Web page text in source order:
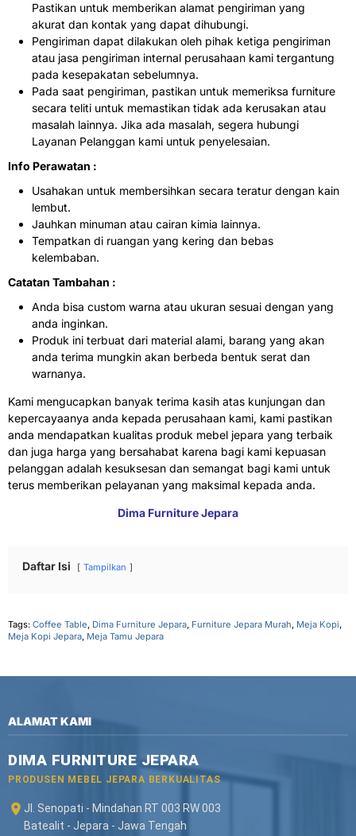
Pastikan untuk memberikan alamat pengiriman yang
akurat dan kontak yang dapat dihubungi.
Pengiriman dapat dilakukan oleh pihak ketiga pengiriman
atau jasa pengiriman internal perusahaan kami tergantung
pada kesepakatan sebelumnya.
Pada saat pengiriman, pastikan untuk memeriksa furniture
secara teliti untuk memastikan tidak ada kerusakan atau
masalah lainnya. Jika ada masalah, segera hubungi
Layanan Pelanggan kami untuk penyelesaian.
Info Perawatan :
Usahakan untuk membersihkan secara teratur dengan kain
lembut.
Jauhkan minuman atau cairan kimia lainnya.
Tempatkan di ruangan yang kering dan bebas
kelembaban.
Catatan Tambahan :
Anda bisa custom warna atau ukuran sesuai dengan yang
anda inginkan.
Produk ini terbuat dari material alami, barang yang akan
anda terima mungkin akan berbeda bentuk serat dan
warnanya.
Kami mengucapkan banyak terima kasih atas kunjungan dan
kepercayaanya anda kepada perusahaan kami, kami pastikan
anda mendapatkan kualitas produk mebel jepara yang terbaik
dan juga harga yang bersahabat karena bagi kami kepuasan
pelanggan adalah kesuksesan dan semangat bagi kami untuk
terus memberikan pelayanan yang maksimal kepada anda.
Dima Furniture Jepara
Daftar Isi Tampilkan
Tags: Coffee Table, Dima Furniture Jepara, Furniture Jepara Murah, Meja Kopi,
Meja Kopi Jepara, Meja Tamu Jepara
ALAMAT KAMI
DIMA FURNITURE JEPARA
PRODUSEN MEBEL JEPARA BERKUALITAS
Jl. Senopati - Mindahan RT 003 RW 003
Batealit - Jepara - Jawa Tengah